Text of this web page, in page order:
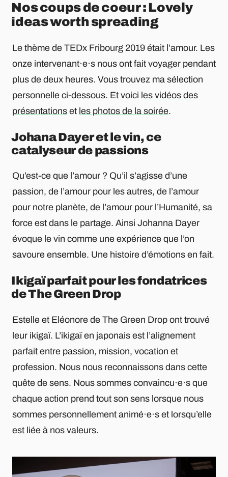
Nos coups de coeur : Lovely
ideas worth spreading
Le thème de TEDx Fribourg 2019 était l’amour. Les
onze intervenant·e·s nous ont fait voyager pendant
plus de deux heures. Vous trouvez ma sélection
personnelle ci-dessous. Et voici les vidéos des
présentations et les photos de la soirée.
Johana Dayer et le vin, ce
catalyseur de passions
Qu’est-ce que l’amour ? Qu’il s’agisse d’une
passion, de l’amour pour les autres, de l’amour
pour notre planète, de l’amour pour l’Humanité, sa
force est dans le partage. Ainsi Johanna Dayer
évoque le vin comme une expérience que l’on
savoure ensemble. Une histoire d’émotions en fait.
Ikigaï parfait pour les fondatrices
de The Green Drop
Estelle et Eléonore de The Green Drop ont trouvé
leur ikigaï. L’ikigaï en japonais est l’alignement
parfait entre passion, mission, vocation et
profession. Nous nous reconnaissons dans cette
quête de sens. Nous sommes convaincu·e·s que
chaque action prend tout son sens lorsque nous
sommes personnellement animé·e·s et lorsqu’elle
est liée à nos valeurs.